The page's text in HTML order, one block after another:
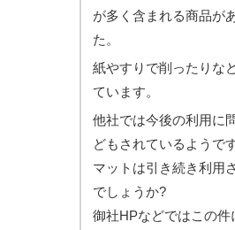
が多く含まれる商品が
た。
紙やすりで削ったりな
ています。
他社では今後の利用に
どもされているようで
マットは引き続き利用
でしょうか?
御社HPなどではこの